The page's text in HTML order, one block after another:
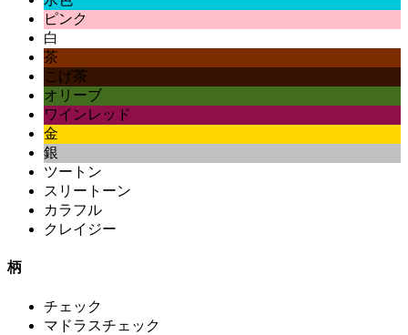
ピンク
白
茶
こげ茶
オリーブ
ワインレッド
金
銀
ツートン
スリートーン
カラフル
クレイジー
柄
チェック
マドラスチェック